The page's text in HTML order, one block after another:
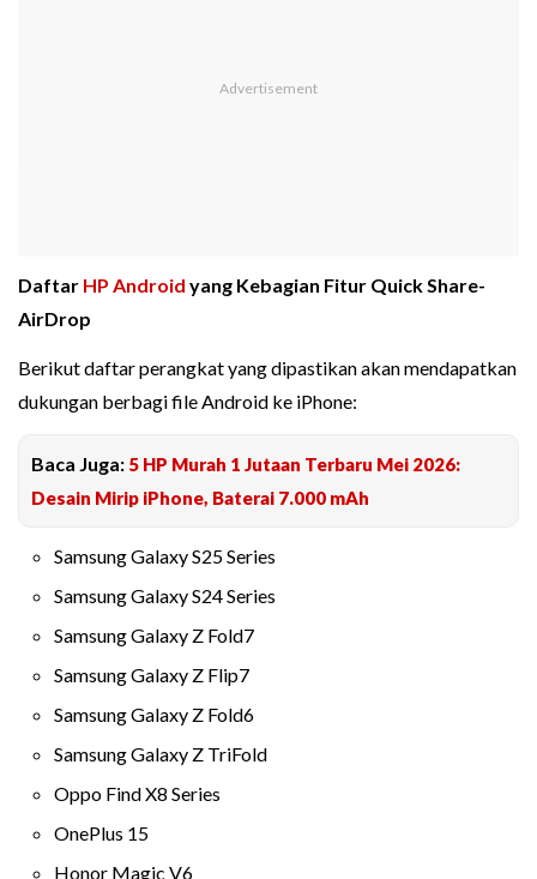
Daftar HP Android yang Kebagian Fitur Quick Share-
AirDrop
Berikut daftar perangkat yang dipastikan akan mendapatkan
dukungan berbagi file Android ke iPhone:
Baca Juga: 5 HP Murah 1 Jutaan Terbaru Mei 2026:
Desain Mirip iPhone, Baterai 7.000 mAh
Samsung Galaxy S25 Series
Samsung Galaxy S24 Series
Samsung Galaxy Z Fold7
Samsung Galaxy Z Flip7
Samsung Galaxy Z Fold6
Samsung Galaxy Z TriFold
Oppo Find X8 Series
OnePlus 15
Honor Magic V6